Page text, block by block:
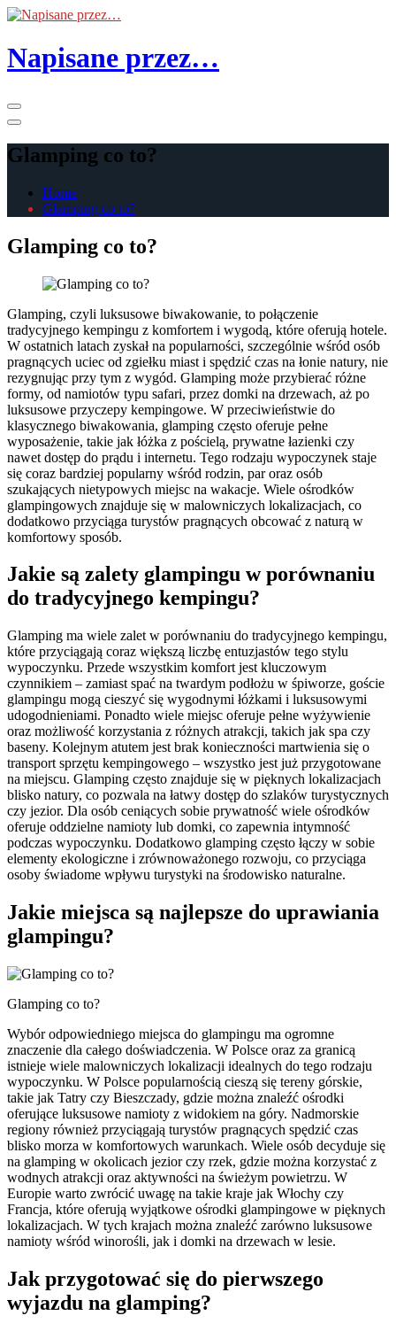
Skip
the
content
Napisane przez…
Glamping co to?
Home
Glamping co to?
Glamping co to?
Glamping, czyli luksusowe biwakowanie, to połączenie
tradycyjnego kempingu z komfortem i wygodą, które oferują hotele.
W ostatnich latach zyskał na popularności, szczególnie wśród osób
pragnących uciec od zgiełku miast i spędzić czas na łonie natury, nie
rezygnując przy tym z wygód. Glamping może przybierać różne
formy, od namiotów typu safari, przez domki na drzewach, aż po
luksusowe przyczepy kempingowe. W przeciwieństwie do
klasycznego biwakowania, glamping często oferuje pełne
wyposażenie, takie jak łóżka z pościelą, prywatne łazienki czy
nawet dostęp do prądu i internetu. Tego rodzaju wypoczynek staje
się coraz bardziej popularny wśród rodzin, par oraz osób
szukających nietypowych miejsc na wakacje. Wiele ośrodków
glampingowych znajduje się w malowniczych lokalizacjach, co
dodatkowo przyciąga turystów pragnących obcować z naturą w
komfortowy sposób.
Jakie są zalety glampingu w porównaniu
do tradycyjnego kempingu?
Glamping ma wiele zalet w porównaniu do tradycyjnego kempingu,
które przyciągają coraz większą liczbę entuzjastów tego stylu
wypoczynku. Przede wszystkim komfort jest kluczowym
czynnikiem – zamiast spać na twardym podłożu w śpiworze, goście
glampingu mogą cieszyć się wygodnymi łóżkami i luksusowymi
udogodnieniami. Ponadto wiele miejsc oferuje pełne wyżywienie
oraz możliwość korzystania z różnych atrakcji, takich jak spa czy
baseny. Kolejnym atutem jest brak konieczności martwienia się o
transport sprzętu kempingowego – wszystko jest już przygotowane
na miejscu. Glamping często znajduje się w pięknych lokalizacjach
blisko natury, co pozwala na łatwy dostęp do szlaków turystycznych
czy jezior. Dla osób ceniących sobie prywatność wiele ośrodków
oferuje oddzielne namioty lub domki, co zapewnia intymność
podczas wypoczynku. Dodatkowo glamping często łączy w sobie
elementy ekologiczne i zrównoważonego rozwoju, co przyciąga
osoby świadome wpływu turystyki na środowisko naturalne.
Jakie miejsca są najlepsze do uprawiania
glampingu?
Glamping co to?
Wybór odpowiedniego miejsca do glampingu ma ogromne
znaczenie dla całego doświadczenia. W Polsce oraz za granicą
istnieje wiele malowniczych lokalizacji idealnych do tego rodzaju
wypoczynku. W Polsce popularnością cieszą się tereny górskie,
takie jak Tatry czy Bieszczady, gdzie można znaleźć ośrodki
oferujące luksusowe namioty z widokiem na góry. Nadmorskie
regiony również przyciągają turystów pragnących spędzić czas
blisko morza w komfortowych warunkach. Wiele osób decyduje się
na glamping w okolicach jezior czy rzek, gdzie można korzystać z
wodnych atrakcji oraz aktywności na świeżym powietrzu. W
Europie warto zwrócić uwagę na takie kraje jak Włochy czy
Francja, które oferują wyjątkowe ośrodki glampingowe w pięknych
lokalizacjach. W tych krajach można znaleźć zarówno luksusowe
namioty wśród winorośli, jak i domki na drzewach w lesie.
Jak przygotować się do pierwszego
wyjazdu na glamping?